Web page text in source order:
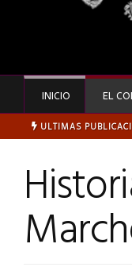
INICIO EL
ULTIMAS